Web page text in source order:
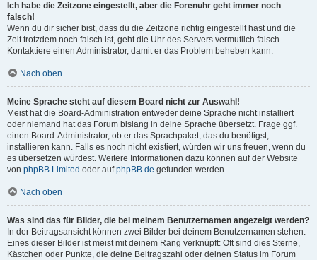
Ich habe die Zeitzone eingestellt, aber die Forenuhr geht immer noch
falsch!
Wenn du dir sicher bist, dass du die Zeitzone richtig eingestellt hast und die
Zeit trotzdem noch falsch ist, geht die Uhr des Servers vermutlich falsch.
Kontaktiere einen Administrator, damit er das Problem beheben kann.
Nach oben
Meine Sprache steht auf diesem Board nicht zur Auswahl!
Meist hat die Board-Administration entweder deine Sprache nicht installiert
oder niemand hat das Forum bislang in deine Sprache übersetzt. Frage ggf.
einen Board-Administrator, ob er das Sprachpaket, das du benötigst,
installieren kann. Falls es noch nicht existiert, würden wir uns freuen, wenn du
es übersetzen würdest. Weitere Informationen dazu können auf der Website
von phpBB Limited oder aufphpBB.de gefunden werden.
Nach oben
Was sind das für Bilder, die bei meinem Benutzernamen angezeigt werden?
In der Beitragsansicht können zwei Bilder bei deinem Benutzernamen stehen.
Eines dieser Bilder ist meist mit deinem Rang verknüpft: Oft sind dies Sterne,
Kästchen oder Punkte, die deine Beitragszahl oder deinen Status im Forum